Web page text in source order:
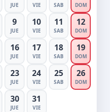
JUE VIE SAB DOM
9
JUE
10
VIE
11
SAB
12
DOM
16
JUE
17
VIE
18
SAB
19
DOM
23
JUE
24
VIE
25
SAB
26
DOM
30
JUE
31
VIE